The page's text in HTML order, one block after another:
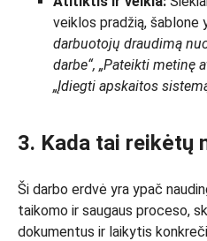
veiklos pradžią, šablone
darbuotojų draudimą
darbe“, „Pateikti metinę
„Įdiegti apskaitos
3. Kada tai reikėtų
Ši darbo erdvė yra ypač
taikomo ir saugaus proceso,
dokumentus ir laikytis